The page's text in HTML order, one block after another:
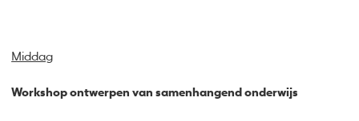
Middag
Workshop ontwerpen van samenhangend onderwijs